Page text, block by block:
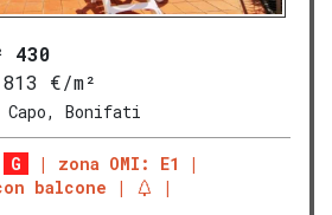
430
813 €/m²
Bonifati
G
zona OMI: E1
balcone